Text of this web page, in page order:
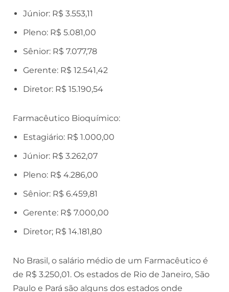
Júnior: R$ 3.553,11
Pleno: R$ 5.081,00
Sênior: R$ 7.077,78
Gerente: R$ 12.541,42
Diretor: R$ 15.190,54
Farmacêutico Bioquímico:
Estagiário: R$ 1.000,00
Júnior: R$ 3.262,07
Pleno: R$ 4.286,00
Sênior: R$ 6.459,81
Gerente: R$ 7.000,00
Diretor; R$ 14.181,80
No Brasil, o salário médio de um Farmacêutico é
de R$ 3.250,01. Os estados de Rio de Janeiro, São
Paulo e Pará são alguns dos estados onde